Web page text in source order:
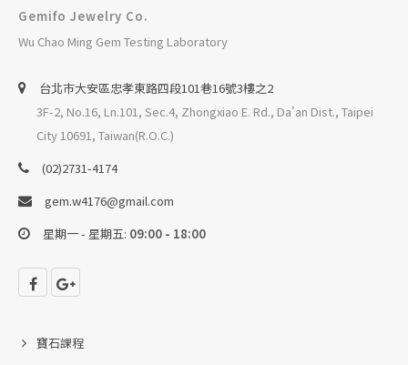
Gemifo Jewelry Co.
Wu Chao Ming Gem Testing Laboratory
台北巿大安區忠孝東路四段101巷16號3樓之2
3F-2, No.16, Ln.101, Sec.4, Zhongxiao E. Rd., Da'an Dist., Taipei
City 10691, Taiwan(R.O.C.)
(02)2731-4174
gem.w4176@gmail.com
星期一 - 星期五: 09:00 - 18:00
寶石課程